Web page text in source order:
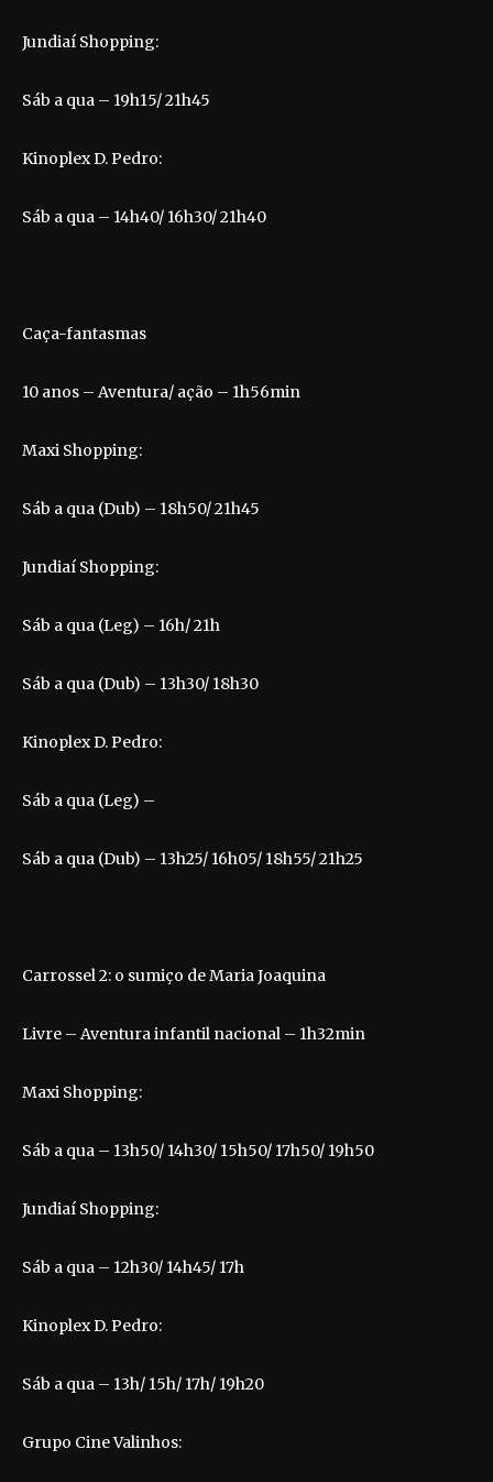
Jundiaí Shopping:
Sáb a qua – 19h15/ 21h45
Kinoplex D. Pedro:
Sáb a qua – 14h40/ 16h30/ 21h40
Caça-fantasmas
10 anos – Aventura/ ação – 1h56min
Maxi Shopping:
Sáb a qua (Dub) – 18h50/ 21h45
Jundiaí Shopping:
Sáb a qua (Leg) – 16h/ 21h
Sáb a qua (Dub) – 13h30/ 18h30
Kinoplex D. Pedro:
Sáb a qua (Leg) –
Sáb a qua (Dub) – 13h25/ 16h05/ 18h55/ 21h25
Carrossel 2: o sumiço de Maria Joaquina
Livre – Aventura infantil nacional – 1h32min
Maxi Shopping:
Sáb a qua – 13h50/ 14h30/ 15h50/ 17h50/ 19h50
Jundiaí Shopping:
Sáb a qua – 12h30/ 14h45/ 17h
Kinoplex D. Pedro:
Sáb a qua – 13h/ 15h/ 17h/ 19h20
Grupo Cine Valinhos: